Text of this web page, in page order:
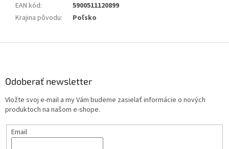
EAN kód:
5900511120899
Krajina pôvodu: Poľsko
Odoberať newsletter
Vložte svoj e-mail a my Vám budeme zasielať informácie o nových
produktoch na našom e-shope.
Email